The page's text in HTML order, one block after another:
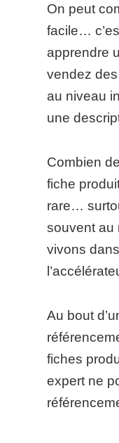
On peut
facile…
apprendre
vendez
au niveau
une
Combien
fiche
rare…
souvent au
vivons
Au bout
fiches
expert ne